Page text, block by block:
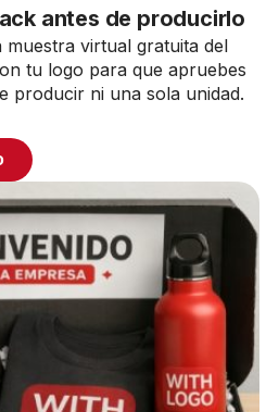
antes de producirlo
muestra virtual gratuita del
tu logo para que apruebes
producir ni una sola unidad.